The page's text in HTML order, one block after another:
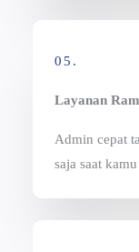
05.
Layanan
Admin cepat
saja saat